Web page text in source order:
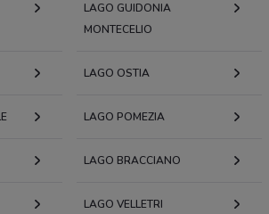
LAGO GUIDONIA
MONTECELIO
LAGO OSTIA
LAGO POMEZIA
LAGO BRACCIANO
LAGO VELLETRI